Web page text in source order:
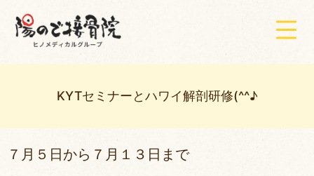
KYTセミナーとハワイ解剖研修(^^♪
７月５日から７月１３日まで